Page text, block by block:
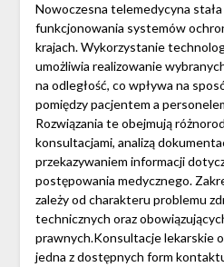
Nowoczesna telemedycyna
funkcjonowania systemów
krajach. Wykorzystanie
umożliwia realizowanie
na odległość, co wpływa na
pomiędzy pacjentem a
Rozwiązania te obejmują
konsultacjami, analizą
przekazywaniem informacji
postępowania medycznego.
zależy od charakteru problemu
technicznych oraz
prawnych.Konsultacje lekarskie
jedna z dostępnych form